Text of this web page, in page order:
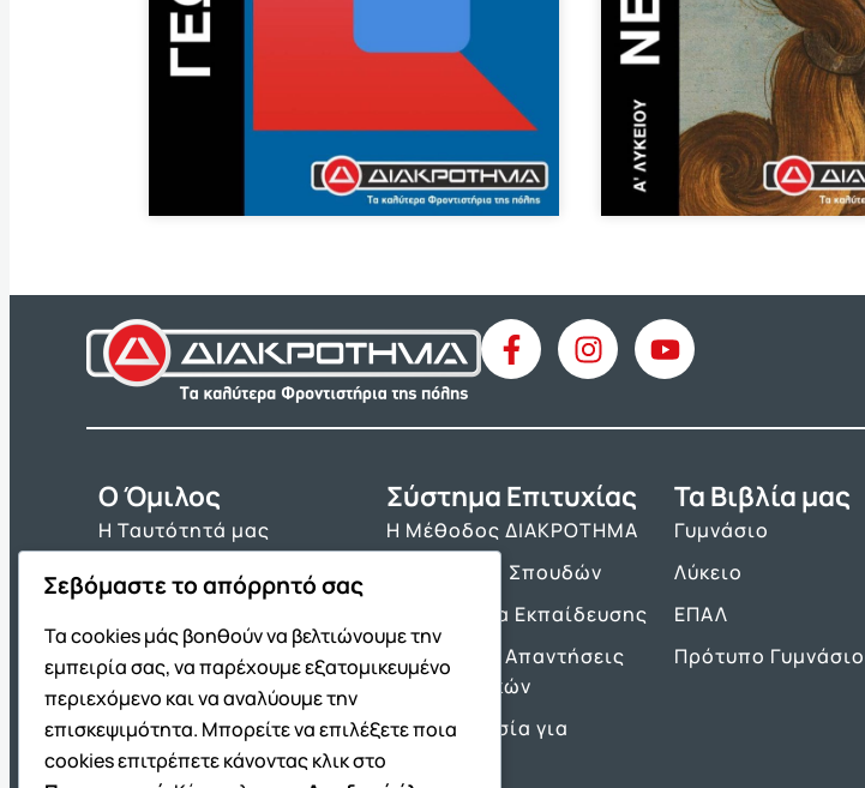
O Όμιλος
Η Ταυτότητά μας
Νέα & Ανακοινώσεις
Θέσεις Εργασίας
Σύστημα Επιτυχίας
Η Μέθοδος ΔΙΑΚΡΟΤΗΜΑ
Πρόγραμμα Σπουδών
Τα Εργαλεία Εκπαίδευσης
Θέματα και Απαντήσεις
Πανελλαδικών
Προετοιμασία για
Τα Βιβλία μας
Γυμνάσιο
Λύκειο
ΕΠΑΛ
Πρότυπο Γυμνάσιο
Σεβόμαστε το απόρρητό σας
Τα cookies μάς βοηθούν να βελτιώνουμε την
εμπειρία σας, να παρέχουμε εξατομικευμένο
περιεχόμενο και να αναλύουμε την
επισκεψιμότητα. Μπορείτε να επιλέξετε ποια
cookies επιτρέπετε κάνοντας κλικ στο